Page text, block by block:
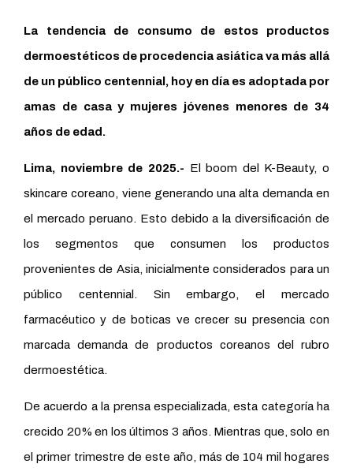
La tendencia de consumo de estos productos
dermoestéticos de procedencia asiática va más allá
de un público centennial, hoy en día es adoptada por
amas de casa y mujeres jóvenes menores de 34
años de edad.
Lima, noviembre de 2025.- El boom del K-Beauty, o
skincare coreano, viene generando una alta demanda en
el mercado peruano. Esto debido a la diversificación de
los segmentos que consumen los productos
provenientes de Asia, inicialmente considerados para un
público centennial. Sin embargo, el mercado
farmacéutico y de boticas ve crecer su presencia con
marcada demanda de productos coreanos del rubro
dermoestética.
De acuerdo a la prensa especializada, esta categoría ha
crecido 20% en los últimos 3 años. Mientras que, solo en
el primer trimestre de este año, más de 104 mil hogares